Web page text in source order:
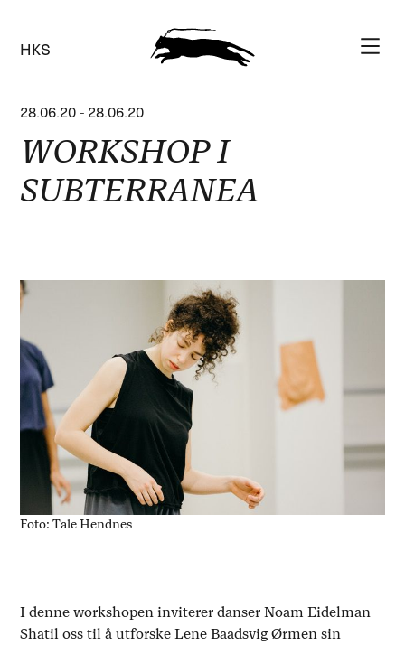
HKS
28.06.20 - 28.06.20
WORKSHOP I
SUBTERRANEA
Foto: Tale Hendnes
I denne workshopen inviterer danser Noam Eidelman
Shatil oss til å utforske Lene Baadsvig Ørmen sin